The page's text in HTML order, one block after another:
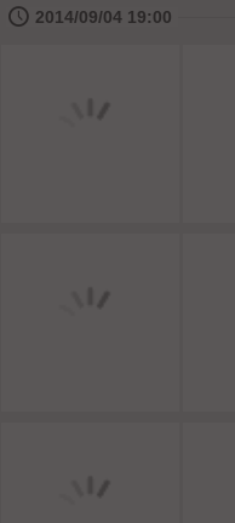
🕔 2014/09/04 19:00